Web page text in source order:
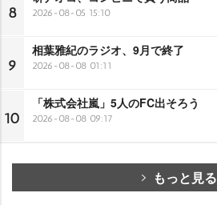
8 2026-08-05 15:10
9
相葉雅紀のラジオ、9月で終了
2026-08-08 01:11
10
「株式会社嵐」5人のFC出そろう
2026-08-08 09:17
もっと見る